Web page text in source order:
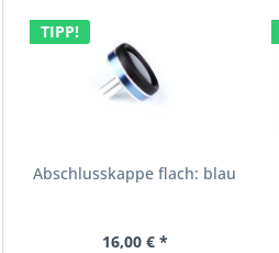
TIPP!
Abschlusskappe flach: blau
16,00 € *